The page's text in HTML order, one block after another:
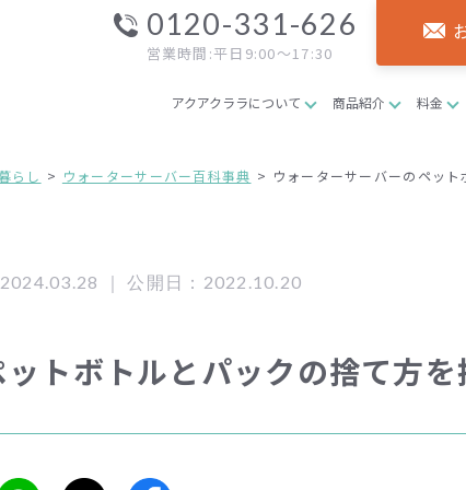
0120-331-626
営業時間:平日9:00～17:30
アクアクララについて 商品紹介 料金
らし ウォーターサーバー百科事典 ウォーターサーバーのペッ
｜公開日：2022.10.20
トボトルとパックの捨て方を